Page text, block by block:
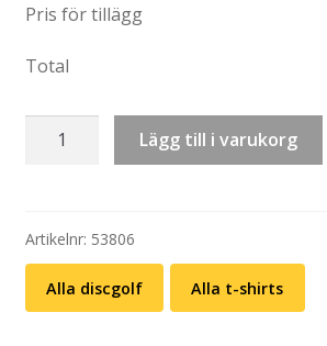
Pris för tillägg
Total
linjen
mängd
Lägg till i varukorg
Artikelnr: 53806
Alla discgolf Alla t-shirts